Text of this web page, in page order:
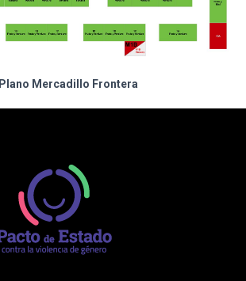
Plano Mercadillo Frontera